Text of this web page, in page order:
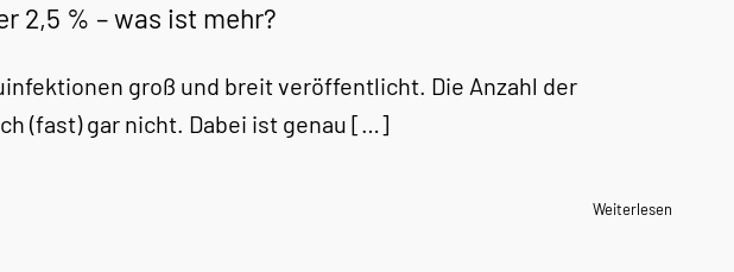
2,5 % – was ist mehr?
groß und breit veröffentlicht. Die Anzahl der
(fast) gar nicht. Dabei ist genau […]
Weiterlesen